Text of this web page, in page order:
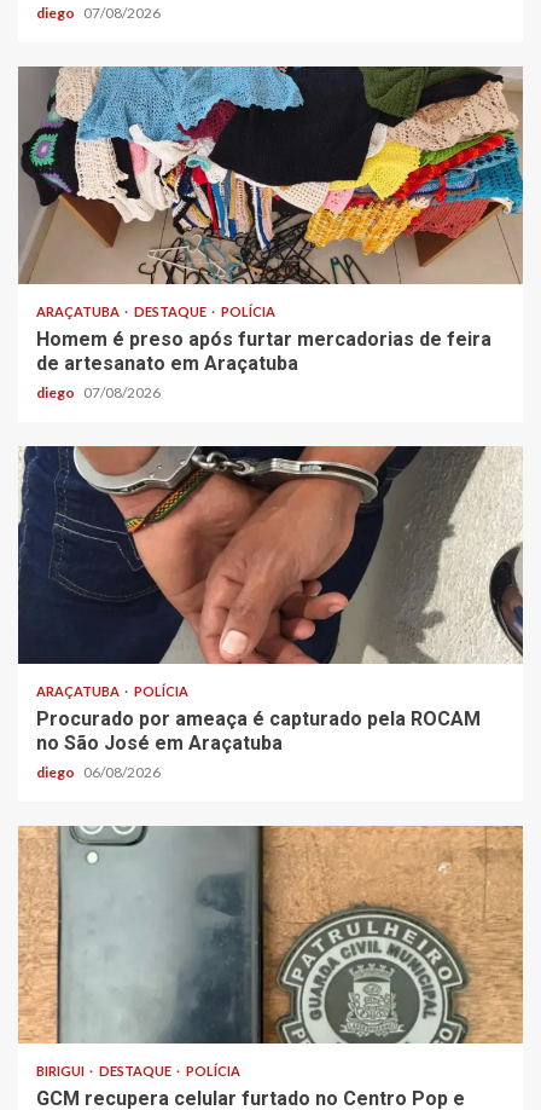
diego 07/08/2026
ARAÇATUBA DESTAQUE POLÍCIA
Homem é preso após furtar mercadorias de feira
de artesanato em Araçatuba
diego 07/08/2026
ARAÇATUBA POLÍCIA
Procurado por ameaça é capturado pela ROCAM
no São José em Araçatuba
diego 06/08/2026
BIRIGUI DESTAQUE POLÍCIA
GCM recupera celular furtado no Centro Pop e